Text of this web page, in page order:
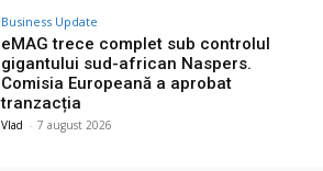
Business Update
eMAG trece complet sub controlul
gigantului sud-african Naspers.
Comisia Europeană a aprobat
tranzacția
Vlad - 7 august 2026